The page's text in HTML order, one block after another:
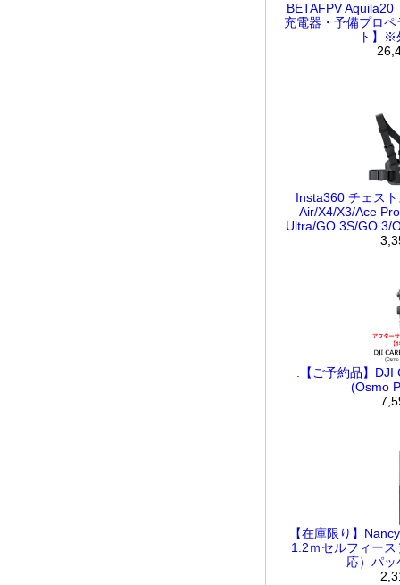
BETAFPV Aquila20
充電器・予備プロ
ト】※
Insta360 チェス
Air/X4/X3/Ace
Ultra/GO 3S/GO 3/
.【ご予約品】
(Osmo
【在庫限り】
1.2ｍセルフィー
応）パ